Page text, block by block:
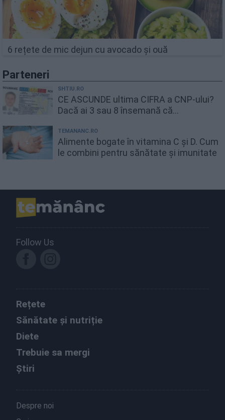
6 rețete de mic dejun cu avocado și ouă
Parteneri
SHTIU.RO
CE ASCUNDE ultima CIFRA a CNP-ului?
Dacă ai 3 sau 8 însemană că...
TEMANANC.RO
Alimente bogate în vitamina C și D. Cum
le combini pentru sănătate și imunitate
Follow Us
Rețete
Sănătate și nutriție
Diete
Trebuie sa mergi
Știri
Despre noi